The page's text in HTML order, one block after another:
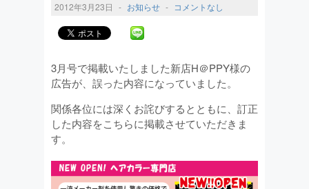
2012年3月23日 - お知らせ - コメントなし
3月号で掲載いたしました新店H＠PPY様の
広告が、誤った内容になっていました。
関係各位には深くお詫びするとともに、訂正
した内容をこちらに掲載させていただきま
す。